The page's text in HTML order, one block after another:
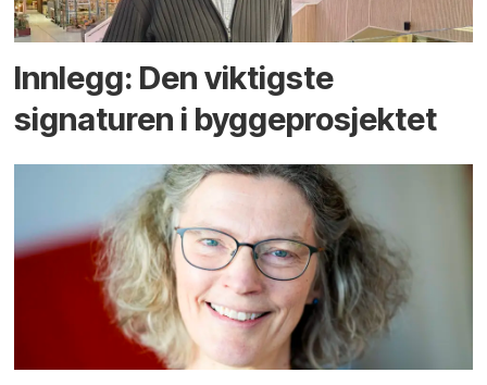
Innlegg: Den viktigste
signaturen i bygge­­prosjektet